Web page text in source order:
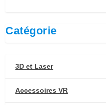
Catégorie
3D et Laser
Accessoires VR